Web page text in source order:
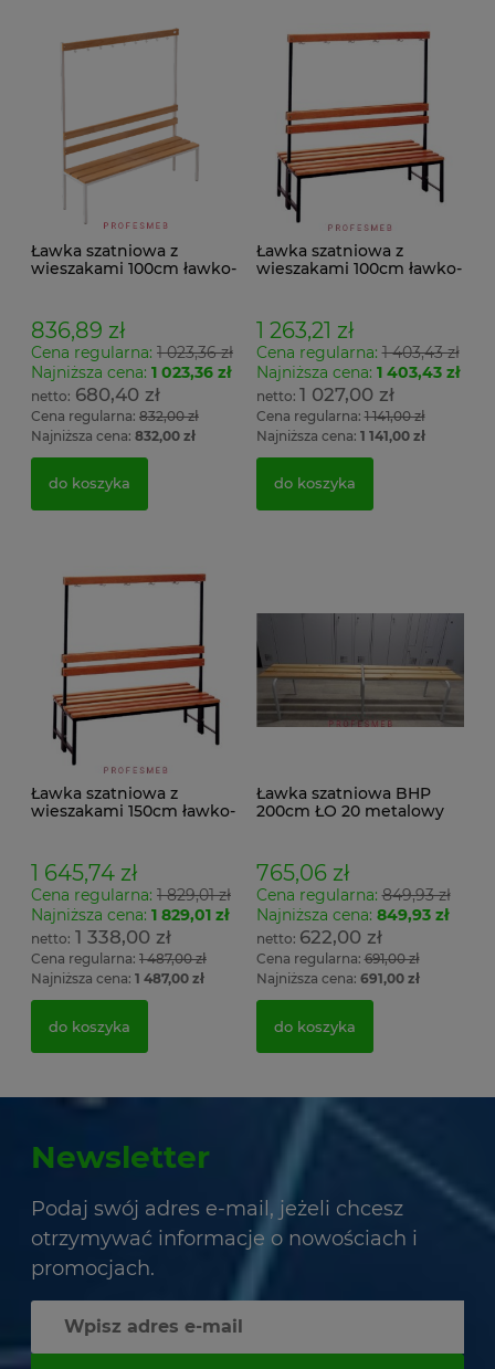
Ławka szatniowa z
wieszakami 100cm ławko-
836,89 zł
Cena regularna: 1 023,36 zł
Najniższa cena: 1 023,36 zł
680,40 zł
Cena regularna: 832,00 zł
Najniższa cena: 832,00 zł
do koszyka
Ławka szatniowa z
wieszakami 100cm ławko-
1 263,21 zł
Cena regularna:1 403,43 zł
Najniższa cena: 1 403,43 zł
1 027,00 zł
Cena regularna:1 141,00 zł
Najniższa cena: 1 141,00 zł
do koszyka
Ławka szatniowa z
wieszakami 150cm ławko-
1 645,74 zł
Cena regularna: 1 829,01 zł
Najniższa cena: 1 829,01 zł
1 338,00 zł
Cena regularna: 1 487,00 zł
Najniższa cena: 1 487,00 zł
do koszyka
Ławka szatniowa BHP
200cm ŁO 20 metalowy
765,06 zł
Cena regularna:849,93 zł
Najniższa cena: 849,93 zł
622,00 zł
Cena regularna:691,00 zł
Najniższa cena: 691,00 zł
do koszyka
Newsletter
Podaj swój adres e-mail, jeżeli chcesz
otrzymywać informacje o nowościach i
promocjach.